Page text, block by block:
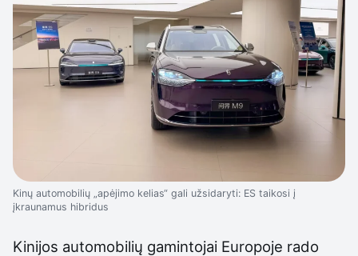
Kinų automobilių „apėjimo kelias“ gali užsidaryti: ES taikosi į
įkraunamus hibridus
Kinijos automobilių gamintojai Europoje rado